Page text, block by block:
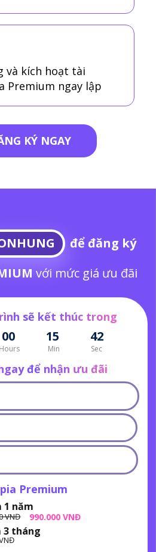
và kích hoạt tài
Premium ngay lập
KÝ NGAY
để đăng ký
với mức giá ưu đãi
sẽ kết thúc trong
Premium
3 tháng
1 năm
VNĐ 990.000 VNĐ
00 15 41
Hours Min Sec
để nhận ưu đãi